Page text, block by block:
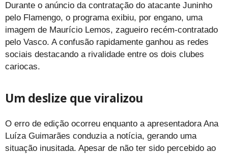
Durante o anúncio da contratação do atacante Juninho
pelo Flamengo, o programa exibiu, por engano, uma
imagem de Maurício Lemos, zagueiro recém-contratado
pelo Vasco. A confusão rapidamente ganhou as redes
sociais destacando a rivalidade entre os dois clubes
cariocas.
Um deslize que viralizou
O erro de edição ocorreu enquanto a apresentadora Ana
Luíza Guimarães conduzia a notícia, gerando uma
situação inusitada. Apesar de não ter sido percebido ao